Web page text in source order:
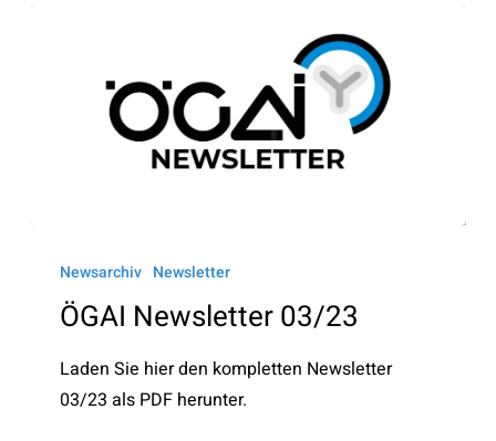
Newsletter
03/23
Newsarchiv Newsletter
ÖGAI Newsletter 03/23
Laden Sie hier den kompletten Newsletter
03/23 als PDF herunter.